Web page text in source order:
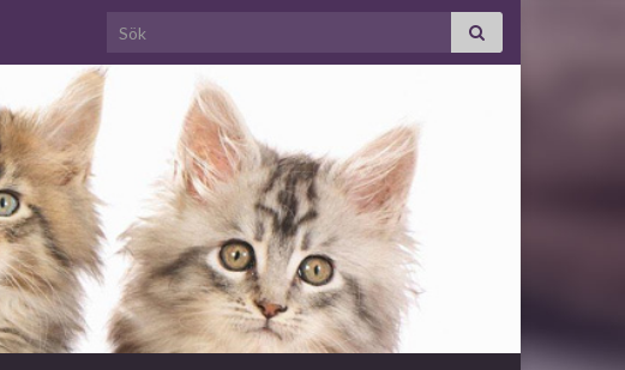
Search for: